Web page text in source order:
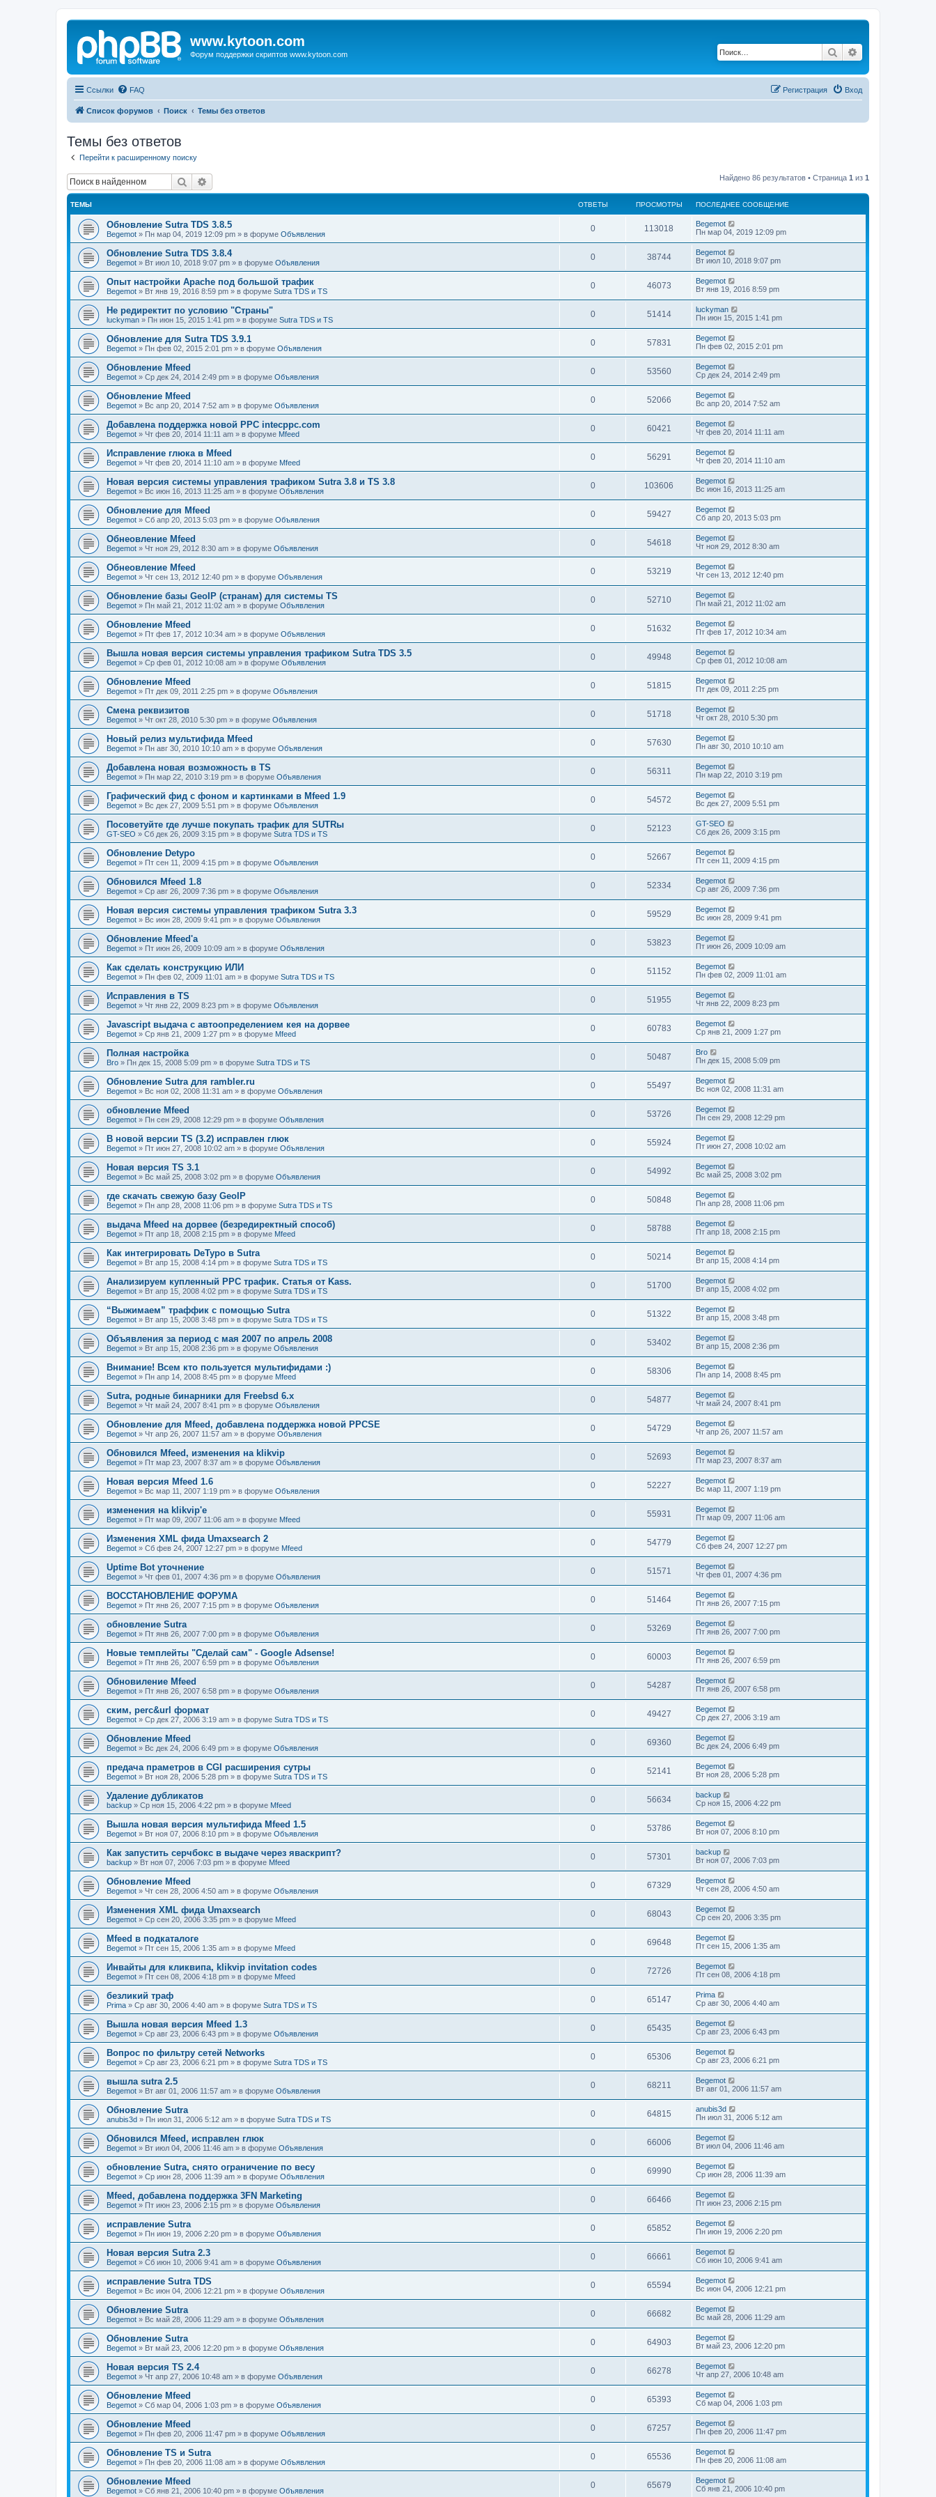
www.kytoon.com
Форум поддержки скриптов www.kytoon.com Поиск
Ссылки FAQ Вход
Регистрация
Список форумов Поиск Темы без ответов
Темы без ответов
Перейти к расширенному поиску
Поиск Найдено 86 результатов • Страница 1 из 1
ТЕМЫ ОТВЕТЫ ПРОСМОТРЫ ПОСЛЕДНЕЕ СООБЩЕНИЕ
Обновление Sutra TDS 3.8.5
Begemot » Пн мар 04, 2019 12:09 pm » в форуме Объявления
0 113018
Begemot
Пн мар 04, 2019 12:09 pm
Обновление Sutra TDS 3.8.4
Begemot » Вт июл 10, 2018 9:07 pm » в форуме Объявления
0 38744
Begemot
Вт июл 10, 2018 9:07 pm
Опыт настройки Apache под большой трафик
Begemot » Вт янв 19, 2016 8:59 pm » в форуме Sutra TDS и TS
0 46073
Begemot
Вт янв 19, 2016 8:59 pm
Не редиректит по условию "Страны"
luckyman » Пн июн 15, 2015 1:41 pm » в форуме Sutra TDS и TS
0 51414
luckyman
Пн июн 15, 2015 1:41 pm
Обновление для Sutra TDS 3.9.1
Begemot » Пн фев 02, 2015 2:01 pm » в форуме Объявления
0 57831
Begemot
Пн фев 02, 2015 2:01 pm
Обновление Mfeed
Begemot » Ср дек 24, 2014 2:49 pm » в форуме Объявления
0 53560
Begemot
Ср дек 24, 2014 2:49 pm
Обновление Mfeed
Begemot » Вс апр 20, 2014 7:52 am » в форуме Объявления
0 52066
Begemot
Вс апр 20, 2014 7:52 am
Добавлена поддержка новой PPC intecppc.com
Begemot » Чт фев 20, 2014 11:11 am » в форуме Mfeed
0 60421
Begemot
Чт фев 20, 2014 11:11 am
Исправление глюка в Mfeed
Begemot » Чт фев 20, 2014 11:10 am » в форуме Mfeed
0 56291
Begemot
Чт фев 20, 2014 11:10 am
Новая версия системы управления трафиком Sutra 3.8 и TS 3.8
Begemot » Вс июн 16, 2013 11:25 am » в форуме Объявления
0 103606
Begemot
Вс июн 16, 2013 11:25 am
Обновление для Mfeed
Begemot » Сб апр 20, 2013 5:03 pm » в форуме Объявления
0 59427
Begemot
Сб апр 20, 2013 5:03 pm
Обнеовление Mfeed
Begemot » Чт ноя 29, 2012 8:30 am » в форуме Объявления
0 54618
Begemot
Чт ноя 29, 2012 8:30 am
Обнеовление Mfeed
Begemot » Чт сен 13, 2012 12:40 pm » в форуме Объявления
0 53219
Begemot
Чт сен 13, 2012 12:40 pm
Обновление базы GeoIP (странам) для системы TS
Begemot » Пн май 21, 2012 11:02 am » в форуме Объявления
0 52710
Begemot
Пн май 21, 2012 11:02 am
Обновление Mfeed
Begemot » Пт фев 17, 2012 10:34 am » в форуме Объявления
0 51632
Begemot
Пт фев 17, 2012 10:34 am
Вышла новая версия системы управления трафиком Sutra TDS 3.5
Begemot » Ср фев 01, 2012 10:08 am » в форуме Объявления
0 49948
Begemot
Ср фев 01, 2012 10:08 am
Обновление Mfeed
Begemot » Пт дек 09, 2011 2:25 pm » в форуме Объявления
0 51815
Begemot
Пт дек 09, 2011 2:25 pm
Смена реквизитов
Begemot » Чт окт 28, 2010 5:30 pm » в форуме Объявления
0 51718
Begemot
Чт окт 28, 2010 5:30 pm
Новый релиз мультифида Mfeed
Begemot » Пн авг 30, 2010 10:10 am » в форуме Объявления
0 57630
Begemot
Пн авг 30, 2010 10:10 am
Добавлена новая возможность в TS
Begemot » Пн мар 22, 2010 3:19 pm » в форуме Объявления
0 56311
Begemot
Пн мар 22, 2010 3:19 pm
Графический фид с фоном и картинками в Mfeed 1.9
Begemot » Вс дек 27, 2009 5:51 pm » в форуме Объявления
0 54572
Begemot
Вс дек 27, 2009 5:51 pm
Посоветуйте где лучше покупать трафик для SUTRы
GT-SEO » Сб дек 26, 2009 3:15 pm » в форуме Sutra TDS и TS
0 52123
GT-SEO
Сб дек 26, 2009 3:15 pm
Обновление Detypo
Begemot » Пт сен 11, 2009 4:15 pm » в форуме Объявления
0 52667
Begemot
Пт сен 11, 2009 4:15 pm
Обновился Mfeed 1.8
Begemot » Ср авг 26, 2009 7:36 pm » в форуме Объявления
0 52334
Begemot
Ср авг 26, 2009 7:36 pm
Новая версия системы управления трафиком Sutra 3.3
Begemot » Вс июн 28, 2009 9:41 pm » в форуме Объявления
0 59529
Begemot
Вс июн 28, 2009 9:41 pm
Обновление Mfeed'а
Begemot » Пт июн 26, 2009 10:09 am » в форуме Объявления
0 53823
Begemot
Пт июн 26, 2009 10:09 am
Как сделать конструкцию ИЛИ
Begemot » Пн фев 02, 2009 11:01 am » в форуме Sutra TDS и TS
0 51152
Begemot
Пн фев 02, 2009 11:01 am
Исправления в TS
Begemot » Чт янв 22, 2009 8:23 pm » в форуме Объявления
0 51955
Begemot
Чт янв 22, 2009 8:23 pm
Javascript выдача с автоопределением кея на дорвее
Begemot » Ср янв 21, 2009 1:27 pm » в форуме Mfeed
0 60783
Begemot
Ср янв 21, 2009 1:27 pm
Полная настройка
Bro » Пн дек 15, 2008 5:09 pm » в форуме Sutra TDS и TS
0 50487
Bro
Пн дек 15, 2008 5:09 pm
Обновление Sutra для rambler.ru
Begemot » Вс ноя 02, 2008 11:31 am » в форуме Объявления
0 55497
Begemot
Вс ноя 02, 2008 11:31 am
обновление Mfeed
Begemot » Пн сен 29, 2008 12:29 pm » в форуме Объявления
0 53726
Begemot
Пн сен 29, 2008 12:29 pm
В новой версии TS (3.2) исправлен глюк
Begemot » Пт июн 27, 2008 10:02 am » в форуме Объявления
0 55924
Begemot
Пт июн 27, 2008 10:02 am
Новая версия TS 3.1
Begemot » Вс май 25, 2008 3:02 pm » в форуме Объявления
0 54992
Begemot
Вс май 25, 2008 3:02 pm
где скачать свежую базу GeoIP
Begemot » Пн апр 28, 2008 11:06 pm » в форуме Sutra TDS и TS
0 50848
Begemot
Пн апр 28, 2008 11:06 pm
выдача Mfeed на дорвее (безредиректный способ)
Begemot » Пт апр 18, 2008 2:15 pm » в форуме Mfeed
0 58788
Begemot
Пт апр 18, 2008 2:15 pm
Как интегрировать DeTypo в Sutra
Begemot » Вт апр 15, 2008 4:14 pm » в форуме Sutra TDS и TS
0 50214
Begemot
Вт апр 15, 2008 4:14 pm
Анализируем купленный PPC трафик. Статья от Kass.
Begemot » Вт апр 15, 2008 4:02 pm » в форуме Sutra TDS и TS
0 51700
Begemot
Вт апр 15, 2008 4:02 pm
“Выжимаем” траффик с помощью Sutra
Begemot » Вт апр 15, 2008 3:48 pm » в форуме Sutra TDS и TS
0 51322
Begemot
Вт апр 15, 2008 3:48 pm
Объявления за период с мая 2007 по апрель 2008
Begemot » Вт апр 15, 2008 2:36 pm » в форуме Объявления
0 53402
Begemot
Вт апр 15, 2008 2:36 pm
Внимание! Всем кто пользуется мультифидами :)
Begemot » Пн апр 14, 2008 8:45 pm » в форуме Mfeed
0 58306
Begemot
Пн апр 14, 2008 8:45 pm
Sutra, родные бинарники для Freebsd 6.x
Begemot » Чт май 24, 2007 8:41 pm » в форуме Объявления
0 54877
Begemot
Чт май 24, 2007 8:41 pm
Обновление для Mfeed, добавлена поддержка новой PPCSE
Begemot » Чт апр 26, 2007 11:57 am » в форуме Объявления
0 54729
Begemot
Чт апр 26, 2007 11:57 am
Обновился Mfeed, изменения на klikvip
Begemot » Пт мар 23, 2007 8:37 am » в форуме Объявления
0 52693
Begemot
Пт мар 23, 2007 8:37 am
Новая версия Mfeed 1.6
Begemot » Вс мар 11, 2007 1:19 pm » в форуме Объявления
0 52227
Begemot
Вс мар 11, 2007 1:19 pm
изменения на klikvip'е
Begemot » Пт мар 09, 2007 11:06 am » в форуме Mfeed
0 55931
Begemot
Пт мар 09, 2007 11:06 am
Изменения XML фида Umaxsearch 2
Begemot » Сб фев 24, 2007 12:27 pm » в форуме Mfeed
0 54779
Begemot
Сб фев 24, 2007 12:27 pm
Uptime Bot уточнение
Begemot » Чт фев 01, 2007 4:36 pm » в форуме Объявления
0 51571
Begemot
Чт фев 01, 2007 4:36 pm
ВОССТАНОВЛЕНИЕ ФОРУМА
Begemot » Пт янв 26, 2007 7:15 pm » в форуме Объявления
0 51464
Begemot
Пт янв 26, 2007 7:15 pm
обновление Sutra
Begemot » Пт янв 26, 2007 7:00 pm » в форуме Объявления
0 53269
Begemot
Пт янв 26, 2007 7:00 pm
Новые темплейты "Cделай сам" - Google Adsense!
Begemot » Пт янв 26, 2007 6:59 pm » в форуме Объявления
0 60003
Begemot
Пт янв 26, 2007 6:59 pm
Обновиление Mfeed
Begemot » Пт янв 26, 2007 6:58 pm » в форуме Объявления
0 54287
Begemot
Пт янв 26, 2007 6:58 pm
ским, perc&url формат
Begemot » Ср дек 27, 2006 3:19 am » в форуме Sutra TDS и TS
0 49427
Begemot
Ср дек 27, 2006 3:19 am
Обновление Mfeed
Begemot » Вс дек 24, 2006 6:49 pm » в форуме Объявления
0 69360
Begemot
Вс дек 24, 2006 6:49 pm
предача праметров в CGI расширения сутры
Begemot » Вт ноя 28, 2006 5:28 pm » в форуме Sutra TDS и TS
0 52141
Begemot
Вт ноя 28, 2006 5:28 pm
Удаление дубликатов
backup » Ср ноя 15, 2006 4:22 pm » в форуме Mfeed
0 56634
backup
Ср ноя 15, 2006 4:22 pm
Вышла новая версия мультифида Mfeed 1.5
Begemot » Вт ноя 07, 2006 8:10 pm » в форуме Объявления
0 53786
Begemot
Вт ноя 07, 2006 8:10 pm
Как запустить серчбокс в выдаче через яваскрипт?
backup » Вт ноя 07, 2006 7:03 pm » в форуме Mfeed
0 57301
backup
Вт ноя 07, 2006 7:03 pm
Обновление Mfeed
Begemot » Чт сен 28, 2006 4:50 am » в форуме Объявления
0 67329
Begemot
Чт сен 28, 2006 4:50 am
Изменения XML фида Umaxsearch
Begemot » Ср сен 20, 2006 3:35 pm » в форуме Mfeed
0 68043
Begemot
Ср сен 20, 2006 3:35 pm
Mfeed в подкаталоге
Begemot » Пт сен 15, 2006 1:35 am » в форуме Mfeed
0 69648
Begemot
Пт сен 15, 2006 1:35 am
Инвайты для кликвипа, klikvip invitation codes
Begemot » Пт сен 08, 2006 4:18 pm » в форуме Mfeed
0 72726
Begemot
Пт сен 08, 2006 4:18 pm
безликий траф
Prima » Ср авг 30, 2006 4:40 am » в форуме Sutra TDS и TS
0 65147
Prima
Ср авг 30, 2006 4:40 am
Вышла новая версия Mfeed 1.3
Begemot » Ср авг 23, 2006 6:43 pm » в форуме Объявления
0 65435
Begemot
Ср авг 23, 2006 6:43 pm
Вопрос по фильтру сетей Networks
Begemot » Ср авг 23, 2006 6:21 pm » в форуме Sutra TDS и TS
0 65306
Begemot
Ср авг 23, 2006 6:21 pm
вышла sutra 2.5
Begemot » Вт авг 01, 2006 11:57 am » в форуме Объявления
0 68211
Begemot
Вт авг 01, 2006 11:57 am
Обновление Sutra
anubis3d » Пн июл 31, 2006 5:12 am » в форуме Sutra TDS и TS
0 64815
anubis3d
Пн июл 31, 2006 5:12 am
Обновился Mfeed, исправлен глюк
Begemot » Вт июл 04, 2006 11:46 am » в форуме Объявления
0 66006
Begemot
Вт июл 04, 2006 11:46 am
обновление Sutra, снято ограничение по весу
Begemot » Ср июн 28, 2006 11:39 am » в форуме Объявления
0 69990
Begemot
Ср июн 28, 2006 11:39 am
Mfeed, добавлена поддержка 3FN Marketing
Begemot » Пт июн 23, 2006 2:15 pm » в форуме Объявления
0 66466
Begemot
Пт июн 23, 2006 2:15 pm
исправление Sutra
Begemot » Пн июн 19, 2006 2:20 pm » в форуме Объявления
0 65852
Begemot
Пн июн 19, 2006 2:20 pm
Новая версия Sutra 2.3
Begemot » Сб июн 10, 2006 9:41 am » в форуме Объявления
0 66661
Begemot
Сб июн 10, 2006 9:41 am
исправление Sutra TDS
Begemot » Вс июн 04, 2006 12:21 pm » в форуме Объявления
0 65594
Begemot
Вс июн 04, 2006 12:21 pm
Обновление Sutra
Begemot » Вс май 28, 2006 11:29 am » в форуме Объявления
0 66682
Begemot
Вс май 28, 2006 11:29 am
Обновление Sutra
Begemot » Вт май 23, 2006 12:20 pm » в форуме Объявления
0 64903
Begemot
Вт май 23, 2006 12:20 pm
Новая версия TS 2.4
Begemot » Чт апр 27, 2006 10:48 am » в форуме Объявления
0 66278
Begemot
Чт апр 27, 2006 10:48 am
Обновление Mfeed
Begemot » Сб мар 04, 2006 1:03 pm » в форуме Объявления
0 65393
Begemot
Сб мар 04, 2006 1:03 pm
Обновление Mfeed
Begemot » Пн фев 20, 2006 11:47 pm » в форуме Объявления
0 67257
Begemot
Пн фев 20, 2006 11:47 pm
Обновление TS и Sutra
Begemot » Пн фев 20, 2006 11:08 am » в форуме Объявления
0 65536
Begemot
Пн фев 20, 2006 11:08 am
Обновление Mfeed
Begemot » Сб янв 21, 2006 10:40 pm » в форуме Объявления
0 65679
Begemot
Сб янв 21, 2006 10:40 pm